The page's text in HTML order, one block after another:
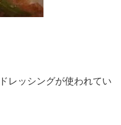
レッシングが使われてい